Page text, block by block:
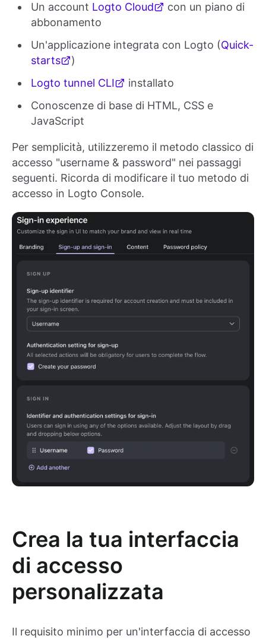
Un account Logto Cloud
con un piano di
abbonamento
Un'applicazione integrata con Logto (Quick-
starts
)
Logto tunnel CLI
installato
Conoscenze di base di HTML, CSS e
JavaScript
Per semplicità, utilizzeremo il metodo classico di
accesso "username & password" nei passaggi
seguenti. Ricorda di modificare il tuo metodo di
accesso in Logto Console.
Crea la tua interfaccia
di accesso
personalizzata
Il requisito minimo per un'interfaccia di accesso